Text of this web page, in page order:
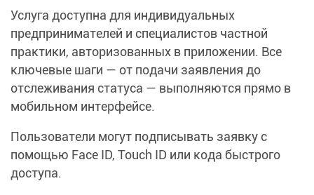
Услуга доступна для индивидуальных
предпринимателей и специалистов частной
практики, авторизованных в приложении. Все
ключевые шаги — от подачи заявления до
отслеживания статуса — выполняются прямо в
мобильном интерфейсе.
Пользователи могут подписывать заявку с
помощью Face ID, Touch ID или кода быстрого
доступа.